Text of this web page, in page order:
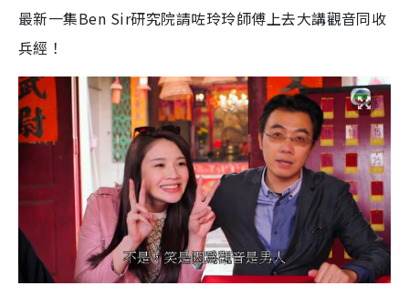
最新一集Ben Sir研究院請咗玲玲師傅上去大講觀音同收
兵經！